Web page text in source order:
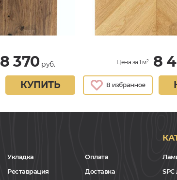
8 370руб.
КУПИТЬ
Цена за 1 м² 8
Укладка
Реставрация
Оплата
Доставка